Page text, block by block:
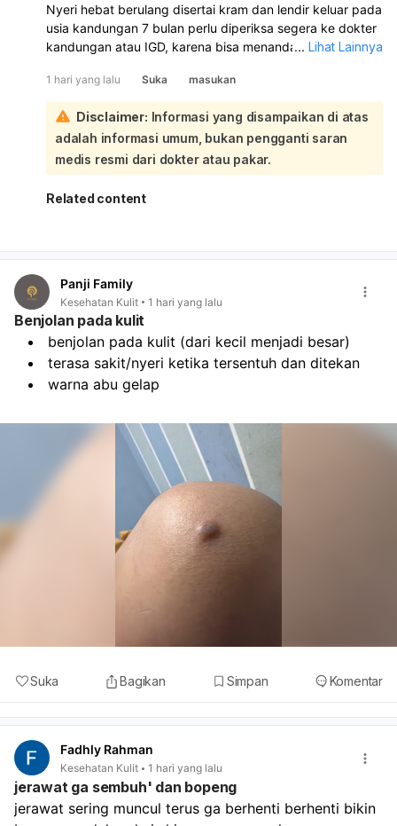
Nyeri hebat berulang disertai kram dan lendir keluar pada
usia kandungan 7 bulan perlu diperiksa segera ke dokter
kandungan atau IGD, karena bisa menandakan kontraksi
kalau nyerinya makin sering, teratur, atau disertai keluar
cairan/pendarahan. Untuk sementara, Anda bisa coba
istirahat miring ke kiri, atur napas pelan, minum air cukup,
dan hindari aktivitas berat. Kompres hangat ringan di
punggung juga bisa membantu, tetapi jangan minum obat
nyeri sembarangan tanpa anjuran dokter. Jika ada
perdarahan, air ketuban merembes, gerak janin
... Lihat Lainnya
1 hari yang lalu Suka masukan
Disclaimer: Informasi yang disampaikan di atas
adalah informasi umum, bukan pengganti saran
medis resmi dari dokter atau pakar.
Related content
Panji Family
Kesehatan Kulit 1 hari yang lalu
Benjolan pada kulit
benjolan pada kulit (dari kecil menjadi besar)
terasa sakit/nyeri ketika tersentuh dan ditekan
warna abu gelap
Suka Bagikan Simpan Komentar
Fadhly Rahman
Kesehatan Kulit 1 hari yang lalu
jerawat ga sembuh' dan bopeng
jerawat sering muncul terus ga berhenti berhenti bikin